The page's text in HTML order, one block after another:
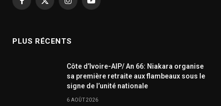
Facebook
X
InstagramYouTube
PLUS RÉCENTS
Côte d’Ivoire-AIP/ An 66: Niakara organise
sa première retraite aux flambeaux sous le
signe de l’unité nationale
6 AOÛT 2026